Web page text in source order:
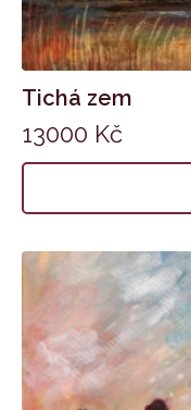
Tichá zem
13000 Kč